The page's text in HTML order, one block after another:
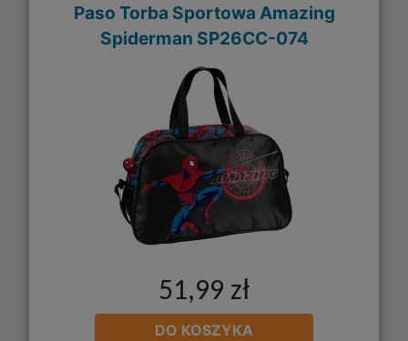
Paso Torba Sportowa Amazing
Spiderman SP26CC-074
51,99 zł
DO KOSZYKA